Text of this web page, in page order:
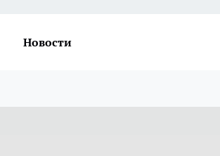
Новости